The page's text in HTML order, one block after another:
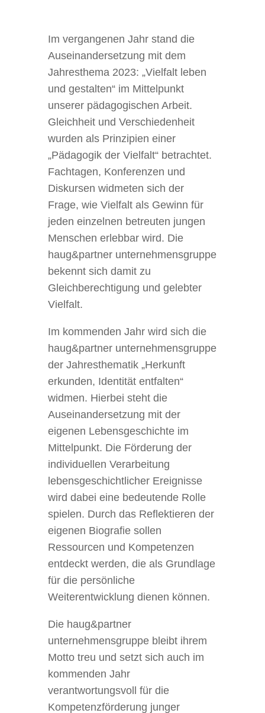
Im vergangenen Jahr stand die
Auseinandersetzung mit dem
Jahresthema 2023: „Vielfalt leben
und gestalten“ im Mittelpunkt
unserer pädagogischen Arbeit.
Gleichheit und Verschiedenheit
wurden als Prinzipien einer
„Pädagogik der Vielfalt“ betrachtet.
Fachtagen, Konferenzen und
Diskursen widmeten sich der
Frage, wie Vielfalt als Gewinn für
jeden einzelnen betreuten jungen
Menschen erlebbar wird. Die
haug&partner unternehmensgruppe
bekennt sich damit zu
Gleichberechtigung und gelebter
Vielfalt.
Im kommenden Jahr wird sich die
haug&partner unternehmensgruppe
der Jahresthematik „Herkunft
erkunden, Identität entfalten“
widmen. Hierbei steht die
Auseinandersetzung mit der
eigenen Lebensgeschichte im
Mittelpunkt. Die Förderung der
individuellen Verarbeitung
lebensgeschichtlicher Ereignisse
wird dabei eine bedeutende Rolle
spielen. Durch das Reflektieren der
eigenen Biografie sollen
Ressourcen und Kompetenzen
entdeckt werden, die als Grundlage
für die persönliche
Weiterentwicklung dienen können.
Die haug&partner
unternehmensgruppe bleibt ihrem
Motto treu und setzt sich auch im
kommenden Jahr
verantwortungsvoll für die
Kompetenzförderung junger